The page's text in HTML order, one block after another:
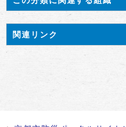
関連リンク